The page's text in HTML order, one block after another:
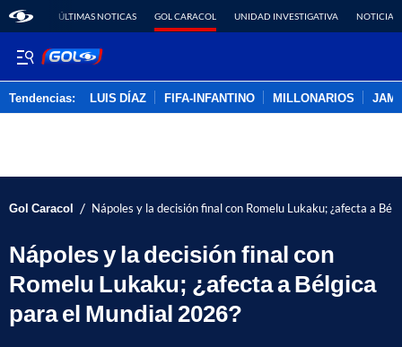
ÚLTIMAS NOTICAS GOL CARACOL UNIDAD INVESTIGATIVA NOTICIAS
Tendencias: LUIS DÍAZ FIFA-INFANTINO MILLONARIOS
Gol Caracol / Nápoles y la decisión final con Romelu Lukaku; ¿afecta a
Nápoles y la decisión final con
Romelu Lukaku; ¿afecta a Bélgica
para el Mundial 2026?